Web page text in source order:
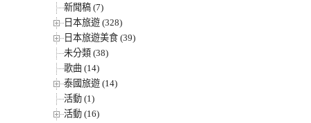
新聞稿 (7)
日本旅遊 (328)
日本旅遊美食 (39)
未分類 (38)
歌曲 (14)
泰國旅遊 (14)
活動 (1)
活動 (16)